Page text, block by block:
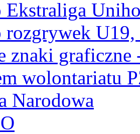
Ekstraliga
rozgrywek
znaki graficzne
wolontariatu
Narodowa